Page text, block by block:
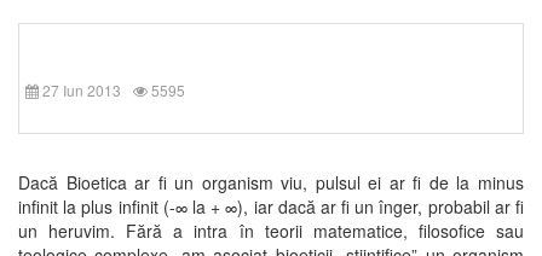
27 Iun 2013 5595
Dacă Bioetica ar fi un organism viu, pulsul ei ar fi de la minus
infinit la plus infinit (-∞ la + ∞), iar dacă ar fi un înger, probabil ar fi
un heruvim. Fără a intra în teorii matematice, filosofice sau